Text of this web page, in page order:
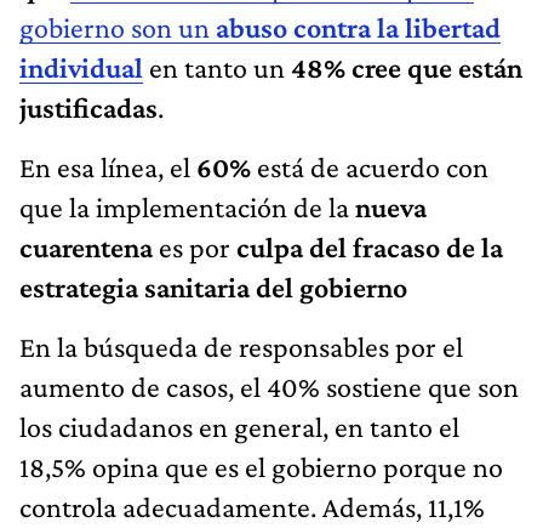
gobierno son un abuso contra la libertad
individual en tanto un 48% cree que están
justificadas.
En esa línea, el 60% está de acuerdo con
que la implementación de lanueva
cuarentenaes por culpa del fracaso de la
estrategia sanitaria del gobierno
En la búsqueda de responsables por el
aumento de casos, el 40% sostiene que son
los ciudadanos en general, en tanto el
18,5% opina que es el gobierno porque no
controla adecuadamente. Además, 11,1%